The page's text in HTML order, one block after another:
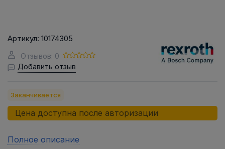
Артикул: 10174305
Отзывов: 0
Добавить отзыв
Заканчивается
Цена доступна после авторизации
Полное описание